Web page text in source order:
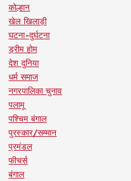
कोल्हान
खेल खिलाड़ी
घटना-दुर्घटना
ड्रीम होम
देश दुनिया
धर्म समाज
नगरपालिका चुनाव
पलामू
पश्चिम बंगाल
पुरस्कार/सम्मान
प्रमंडल
फीचर्स
बंगाल